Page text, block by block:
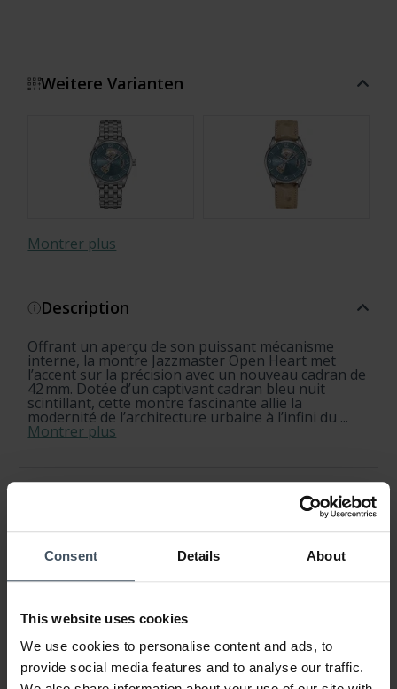
Consent Details About
This website uses cookies
We use cookies to personalise content and ads, to
provide social media features and to analyse our traffic.
Weitere Varianten
Montrer plus
Description
Offrant un aperçu de son puissant mécanisme
interne, la montre Jazzmaster Open Heart met
l’accent sur la précision avec un nouveau cadran de
42 mm. Dotée d’un captivant cadran bleu nuit
scintillant, cette montre fascinante allie la
modernité de l’architecture urbaine à l’infini du ...
Montrer plus
Retour et échange
Garantie